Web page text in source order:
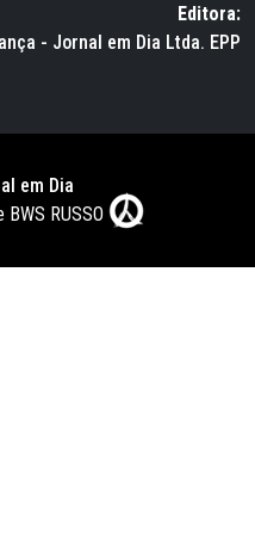
Editora:
- Jornal em Dia Ltda. EPP
em Dia
RUSSO